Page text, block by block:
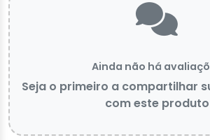
Ainda não há
Seja o primeiro a compartilhar
com este produto